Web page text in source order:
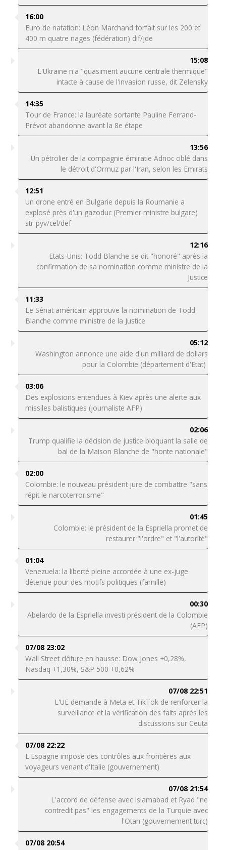
16:00
Euro de natation: Léon Marchand forfait sur les 200 et
400 m quatre nages (fédération) dif/jde
15:08
L'Ukraine n'a "quasiment aucune centrale thermique"
intacte à cause de l'invasion russe, dit Zelensky
14:35
Tour de France: la lauréate sortante Pauline Ferrand-
Prévot abandonne avant la 8e étape
13:56
Un pétrolier de la compagnie émiratie Adnoc ciblé dans
le détroit d'Ormuz par l'Iran, selon les Emirats
12:51
Un drone entré en Bulgarie depuis la Roumanie a
explosé près d'un gazoduc (Premier ministre bulgare)
str-pyv/cel/def
12:16
Etats-Unis: Todd Blanche se dit "honoré" après la
confirmation de sa nomination comme ministre de la
Justice
11:33
Le Sénat américain approuve la nomination de Todd
Blanche comme ministre de la Justice
05:12
Washington annonce une aide d'un milliard de dollars
pour la Colombie (département d'Etat)
03:06
Des explosions entendues à Kiev après une alerte aux
missiles balistiques (journaliste AFP)
02:06
Trump qualifie la décision de justice bloquant la salle de
bal de la Maison Blanche de "honte nationale"
02:00
Colombie: le nouveau président jure de combattre "sans
répit le narcoterrorisme"
01:45
Colombie: le président de la Espriella promet de
restaurer "l'ordre" et "l'autorité"
01:04
Venezuela: la liberté pleine accordée à une ex-juge
détenue pour des motifs politiques (famille)
00:30
Abelardo de la Espriella investi président de la Colombie
(AFP)
07/08 23:02
Wall Street clôture en hausse: Dow Jones +0,28%,
Nasdaq +1,30%, S&P 500 +0,62%
07/08 22:51
L'UE demande à Meta et TikTok de renforcer la
surveillance et la vérification des faits après les
discussions sur Ceuta
07/08 22:22
L'Espagne impose des contrôles aux frontières aux
voyageurs venant d'Italie (gouvernement)
07/08 21:54
L'accord de défense avec Islamabad et Ryad "ne
contredit pas" les engagements de la Turquie avec
l'Otan (gouvernement turc)
07/08 20:54